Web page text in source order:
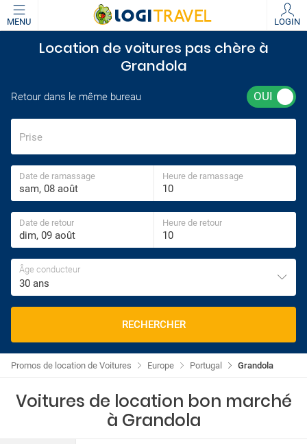
MENU LOGIN
Location de voitures pas chère à
Grandola
Retour dans le même bureau
Prise
Date de ramassage Heure de ramassage
Date de retour Heure de retour
Âge conducteur
30 ans
RECHERCHER
Grandola
Portugal
Europe
Promos de location de Voitures
Voitures de location bon marché
à Grandola